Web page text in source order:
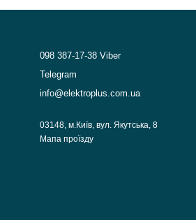
098 387-17-38 Viber
Telegram
info@elektroplus.com.ua
03148, м.Київ, вул. Якутська, 8
Мапа проїзду